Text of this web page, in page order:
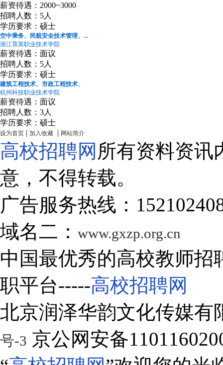
薪资待遇：2000~3000
招聘人数：5人
学历要求：硕士
空中乘务、民航安全技术管理、...
浙江育英职业技术学院
薪资待遇：面议
招聘人数：5人
学历要求：硕士
建筑工程技术、市政工程技术、
杭州科技职业技术学院
薪资待遇：面议
招聘人数：3人
学历要求：硕士
设为首页 | 加入收藏 | 网站简介
高校招聘网 所有资料资讯
意，不得转载。
广告服务热线：
域名二： www.gxzp.org.cn
中国最优秀的高校教师
职平台-----高校招聘网
北京润泽华韵文化传媒
号-3 京公网安备